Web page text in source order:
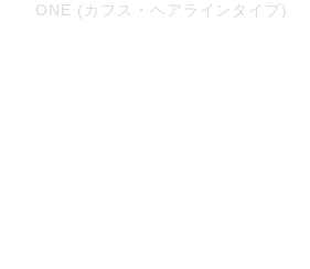
ONE (カフス・ヘアラインタイプ)